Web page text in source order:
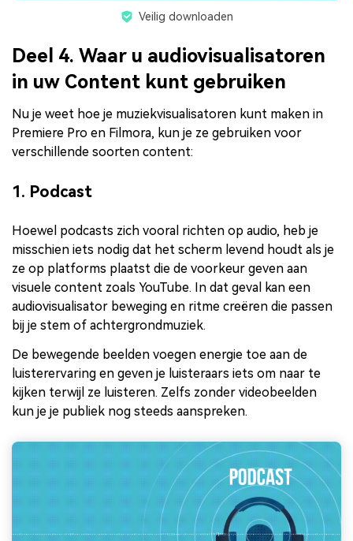
Veilig downloaden
Deel 4. Waar u audiovisualisatoren
in uw Content kunt gebruiken
Nu je weet hoe je muziekvisualisatoren kunt maken in
Premiere Pro en Filmora, kun je ze gebruiken voor
verschillende soorten content:
1. Podcast
Hoewel podcasts zich vooral richten op audio, heb je
misschien iets nodig dat het scherm levend houdt als je
ze op platforms plaatst die de voorkeur geven aan
visuele content zoals YouTube. In dat geval kan een
audiovisualisator beweging en ritme creëren die passen
bij je stem of achtergrondmuziek.
De bewegende beelden voegen energie toe aan de
luisterervaring en geven je luisteraars iets om naar te
kijken terwijl ze luisteren. Zelfs zonder videobeelden
kun je je publiek nog steeds aanspreken.